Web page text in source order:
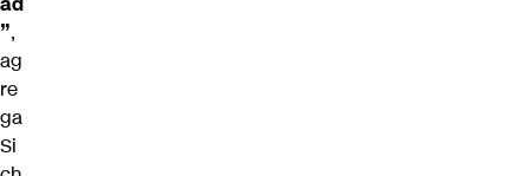
”,
ag
re
ga
Si